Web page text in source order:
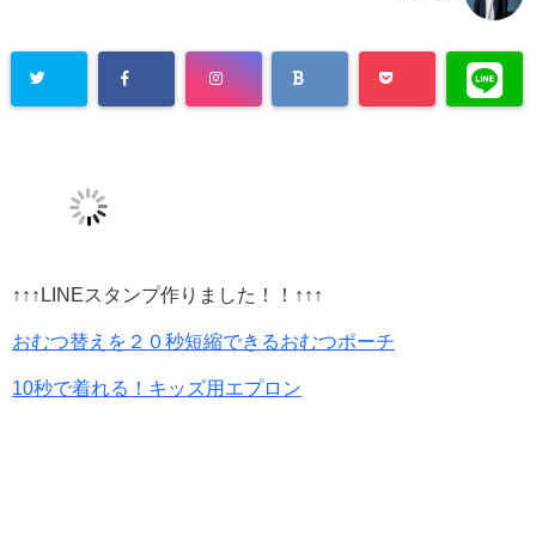
↑↑↑LINEスタンプ作りました！！↑↑↑
おむつ替えを２０秒短縮できるおむつポーチ
10秒で着れる！キッズ用エプロン